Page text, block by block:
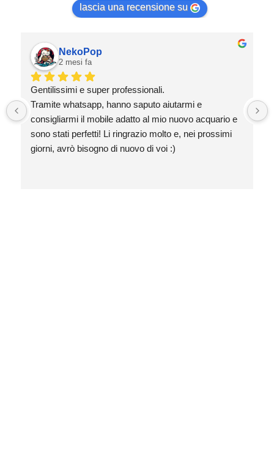
lascia una recensione su
NekoPop
2 mesi fa
Gentilissimi e super professionali.
Tramite whatsapp, hanno saputo aiutarmi e
consigliarmi il mobile adatto al mio nuovo acquario e
sono stati perfetti! Li ringrazio molto e, nei prossimi
giorni, avrò bisogno di nuovo di voi :)